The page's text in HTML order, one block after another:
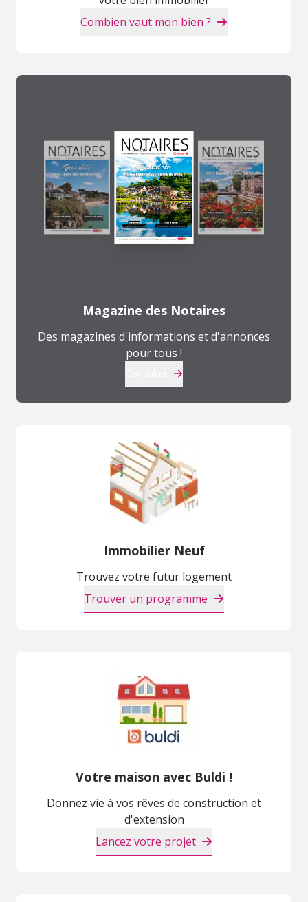
Combien vaut mon bien ?
Magazine des Notaires
Des magazines d'informations et d'annonces
pour tous !
Immobilier Neuf
Trouvez votre futur logement
Trouver un programme
Votre maison avec Buldi !
Donnez vie à vos rêves de construction et
d'extension
Lancez votre projet